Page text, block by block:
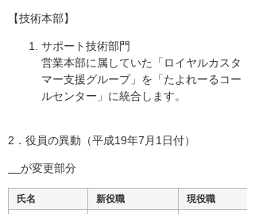
【技術本部】
サポート技術部門
営業本部に属していた「ロイヤルカスタ
マー支援グループ」を「たよれーるコー
ルセンター」に統合します。
2．役員の異動（平成19年7月1日付）
が変更部分
氏名 新役職
現役職